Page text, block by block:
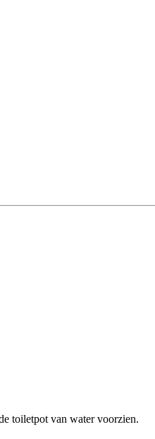
toiletpot van water voorzien.